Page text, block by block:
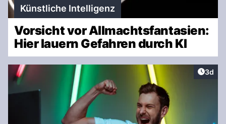
Künstliche Intelligenz
Vorsicht vor Allmachtsfantasien:
Hier lauern Gefahren durch KI
3d